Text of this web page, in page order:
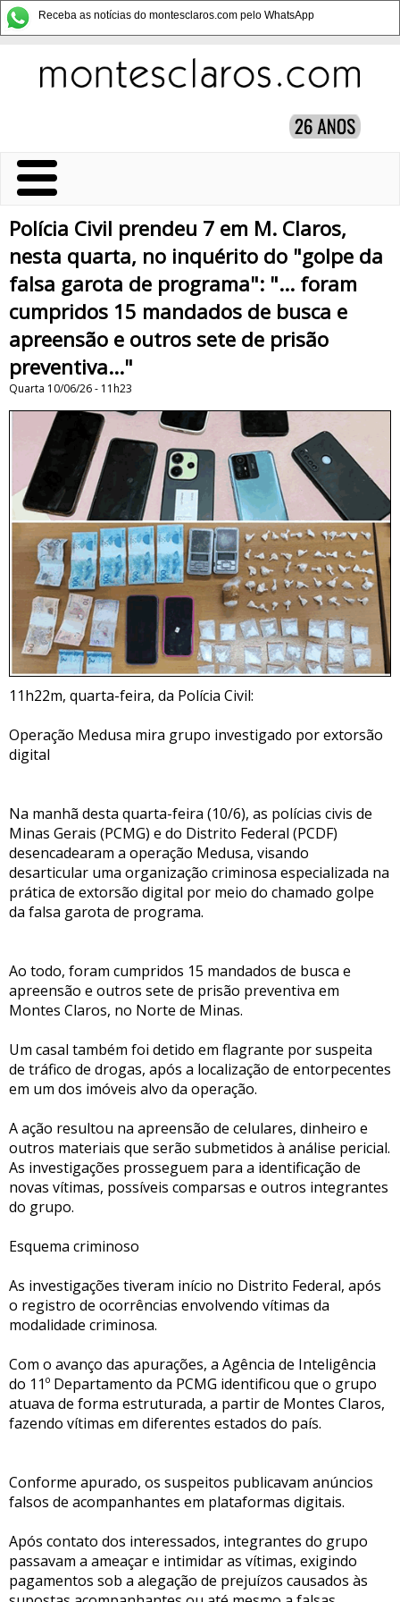
Receba as notícias do montesclaros.com pelo WhatsApp
Polícia Civil prendeu 7 em M. Claros,
nesta quarta, no inquérito do "golpe da
falsa garota de programa": "... foram
cumpridos 15 mandados de busca e
apreensão e outros sete de prisão
preventiva..."
Quarta 10/06/26 - 11h23
11h22m, quarta-feira, da Polícia Civil:
Operação Medusa mira grupo investigado por extorsão
digital
Na manhã desta quarta-feira (10/6), as polícias civis de
Minas Gerais (PCMG) e do Distrito Federal (PCDF)
desencadearam a operação Medusa, visando
desarticular uma organização criminosa especializada na
prática de extorsão digital por meio do chamado golpe
da falsa garota de programa.
Ao todo, foram cumpridos 15 mandados de busca e
apreensão e outros sete de prisão preventiva em
Montes Claros, no Norte de Minas.
Um casal também foi detido em flagrante por suspeita
de tráfico de drogas, após a localização de entorpecentes
em um dos imóveis alvo da operação.
A ação resultou na apreensão de celulares, dinheiro e
outros materiais que serão submetidos à análise pericial.
As investigações prosseguem para a identificação de
novas vítimas, possíveis comparsas e outros integrantes
do grupo.
Esquema criminoso
As investigações tiveram início no Distrito Federal, após
o registro de ocorrências envolvendo vítimas da
modalidade criminosa.
Com o avanço das apurações, a Agência de Inteligência
do 11º Departamento da PCMG identificou que o grupo
atuava de forma estruturada, a partir de Montes Claros,
fazendo vítimas em diferentes estados do país.
Conforme apurado, os suspeitos publicavam anúncios
falsos de acompanhantes em plataformas digitais.
Após contato dos interessados, integrantes do grupo
passavam a ameaçar e intimidar as vítimas, exigindo
pagamentos sob a alegação de prejuízos causados às